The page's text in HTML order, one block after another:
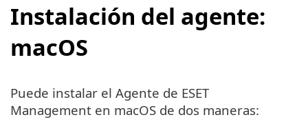
Instalación del agente:
macOS
Puede instalar el Agente de ESET
Management en macOS de dos maneras: